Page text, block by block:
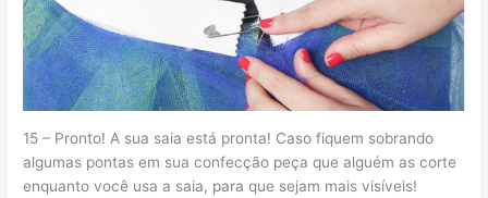
15 – Pronto! A sua saia está pronta! Caso fiquem sobrando
algumas pontas em sua confecção peça que alguém as corte
enquanto você usa a saia, para que sejam mais visíveis!